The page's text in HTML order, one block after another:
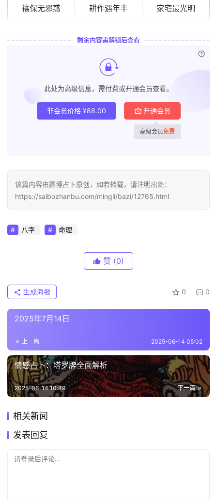
禳保无邪惑
耕作遇年丰
家宅最光明
剩余内容需解锁后查看
此处为高级信息，需付费或开通会员查看。
非会员价格 ¥88.00 开通会员
高级会员免费
该篇内容由赛博占卜原创，如若转载，请注明出处：
https://saibozhanbu.com/mingli/bazi/12765.html
八字 命理
赞 (0)
0 0
生成海报
2025年7月14日
上一篇 2025-06-14 05:02
情感占卜：塔罗牌全面解析
下一篇
2025-06-14 10:49
相关新闻
发表回复
请登录后评论...